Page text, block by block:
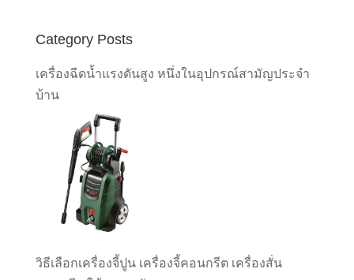
Category Posts
เครื่องฉีดน้ำแรงดันสูง หนึ่งในอุปกรณ์สามัญประจำ
บ้าน
วิธีเลือกเครื่องจี้ปูน เครื่องจี้คอนกรีต เครื่องสั่น